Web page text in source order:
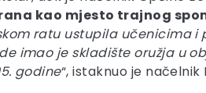
kao mjesto trajnog
ratu ustupila učenicima i
imao je skladište oružja u
godine“, istaknuo je načelnik